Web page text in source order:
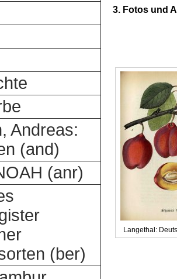
Andreas:
(and)
(anr)
(ber)
3. Fotos und
Langethal: